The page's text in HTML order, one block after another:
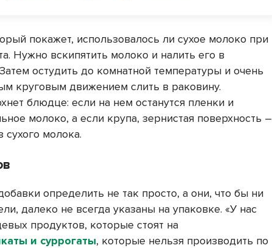
покажет, использовалось ли сухое молоко при
Нужно вскипятить молоко и налить его в
остудить до комнатной температуры и очень
круговым движением слить в раковину.
блюдце: если на нем останутся пленки и
молоко, а если крупа, зернистая поверхность –
сухого молока.
определить не так просто, а они, что бы ни
далеко не всегда указаны на упаковке. «У нас
продуктов, которые стоят на
и суррогаты, которые нельзя производить по